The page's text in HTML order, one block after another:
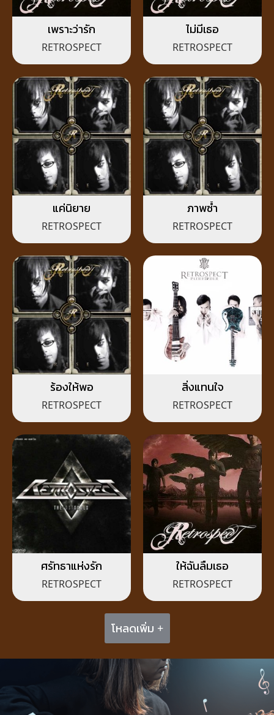
เพราะว่ารัก
RETROSPECT
ไม่มีเธอ
RETROSPECT
แค่นิยาย
RETROSPECT
ภาพซ้ำ
RETROSPECT
ร้องให้พอ
RETROSPECT
สิ่งแทนใจ
RETROSPECT
ศรัทธาแห่งรัก
RETROSPECT
ให้ฉันลืมเธอ
RETROSPECT
โหลดเพิ่ม +